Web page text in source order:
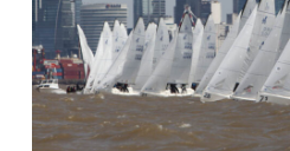
Aires